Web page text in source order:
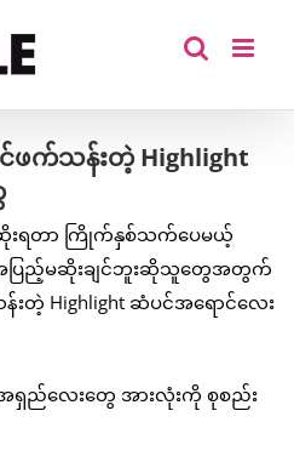
ဖက်သန်းတဲ့ Highlight
ဆိုးရတာ ကြိုက်နှစ်သက်ပေမယ့်
င်အပြည့်မဆိုးချင်ဘူးဆိုသူတွေအတွက်
းတဲ့ Highlight ဆံပင်အရောင်လေး
လေးတွေ အားလုံးကို စုစည်း